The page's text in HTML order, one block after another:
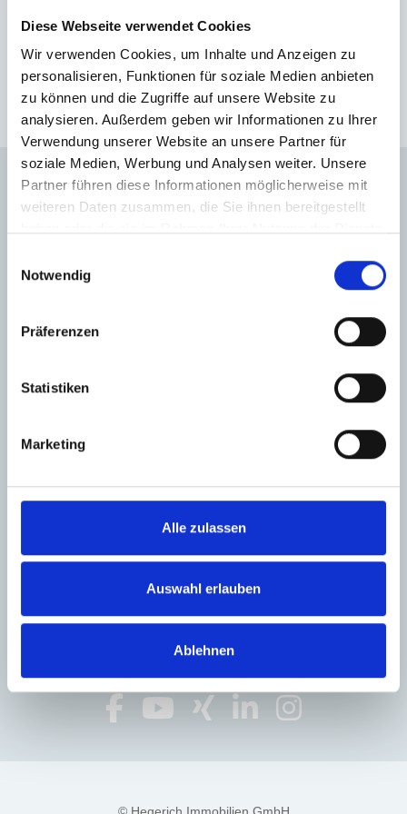
Diese Webseite verwendet Cookies
Wir verwenden Cookies, um Inhalte und Anzeigen zu
personalisieren, Funktionen für soziale Medien anbieten
zu können und die Zugriffe auf unsere Website zu
analysieren. Außerdem geben wir Informationen zu Ihrer
Verwendung unserer Website an unsere Partner für
soziale Medien, Werbung und Analysen weiter. Unsere
Partner führen diese Informationen möglicherweise mit
weiteren Daten zusammen, die Sie ihnen bereitgestellt
Notwendig
Präferenzen
Statistiken
Marketing
Alle zulassen
Auswahl erlauben
Ablehnen
made sure we were
everything. Amelie is
amazing at what she does
very confident, smart and
kind. Best of luck to her in
all her endeavors. Thank
you. Aalia jeelani.
Hegerich Immobilien GmbHhat5von5Sterne|162
Bewertungenbei KennstDuEinen
UNSERE STANDORTE
IMMOBILIENMAKLER
81373 München
Telefax: +49 89 / 230 69 62 44
Montag bis Freitag 09:00 - 18:00 Uhr
Termine nach Vereinbarung